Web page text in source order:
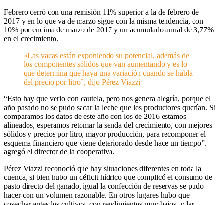
Febrero cerró con una remisión 11% superior a la de febrero de
2017 y en lo que va de marzo sigue con la misma tendencia, con
10% por encima de marzo de 2017 y un acumulado anual de 3,77%
en el crecimiento.
«Las vacas están exponiendo su potencial, además de
los componentes sólidos que van aumentando y es lo
que determina que haya una variación cuando se habla
del precio por litro”, dijo Pérez Viazzi
“Esto hay que verlo con cautela, pero nos genera alegría, porque el
año pasado no se pudo sacar la leche que los productores querían. Si
comparamos los datos de este año con los de 2016 estamos
alineados, esperamos retomar la senda del crecimiento, con mejores
sólidos y precios por litro, mayor producción, para recomponer el
esquema financiero que viene deteriorado desde hace un tiempo”,
agregó el director de la cooperativa.
Pérez Viazzi reconoció que hay situaciones diferentes en toda la
cuenca, si bien hubo un déficit hídrico que complicó el consumo de
pasto directo del ganado, igual la confección de reservas se pudo
hacer con un volumen razonable. En otros lugares hubo que